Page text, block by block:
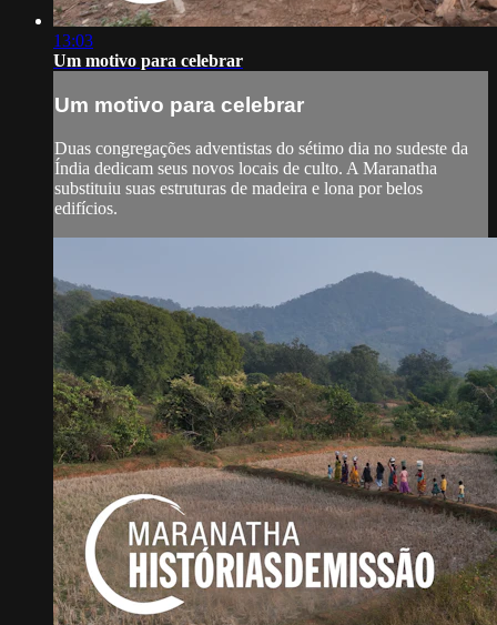
13:03
Um motivo para celebrar
Um motivo para celebrar
Duas congregações adventistas do sétimo dia no sudeste da
Índia dedicam seus novos locais de culto. A Maranatha
substituiu suas estruturas de madeira e lona por belos
edifícios.